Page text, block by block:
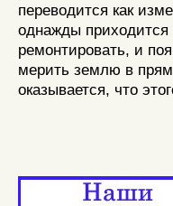
переводится как
однажды приходится
ремонтировать, и
мерить землю в
оказывается, что